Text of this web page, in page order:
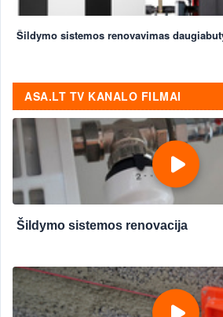
Šildymo sistemos renovavimas
ASA.LT TV KANALO FILMAI
Šildymo sistemos renovacija